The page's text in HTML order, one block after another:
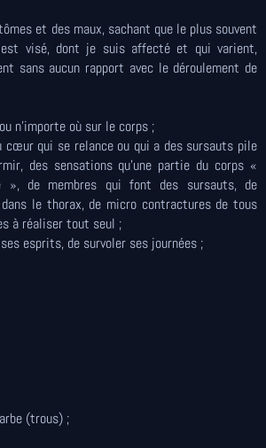
et des maux, sachant que le plus souvent
visé, dont je suis affecté et qui varient,
sans aucun rapport avec le déroulement de
n’importe où sur le corps ;
cœur qui se relance ou qui a des sursauts pile
des sensations qu’une partie du corps «
de membres qui font des sursauts, de
le thorax, de micro contractures de tous
à réaliser tout seul ;
esprits, de survoler ses journées ;
(trous) ;